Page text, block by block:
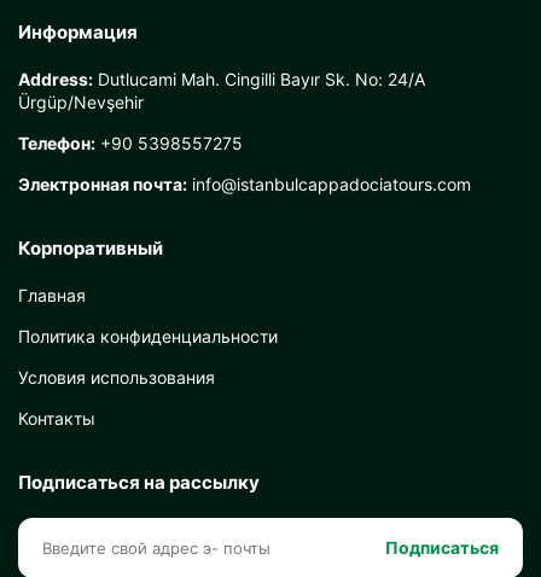
Информация
Address: Dutlucami Mah. Cingilli Bayır Sk. No: 24/A
Ürgüp/Nevşehir
Телефон: +90 5398557275
Электронная почта: info@istanbulcappadociatours.com
Корпоративный
Главная
Политика конфиденциальности
Условия использования
Контакты
Подписаться на рассылку
Подписаться